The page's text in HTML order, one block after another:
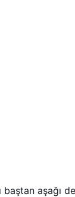
baştan aşağı